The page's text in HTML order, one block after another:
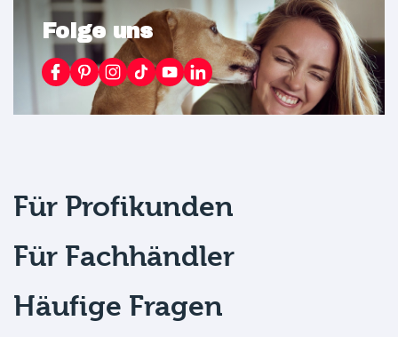
Folge uns
Für Profikunden
Für Fachhändler
Häufige Fragen